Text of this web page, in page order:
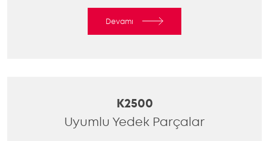
Devamı
K2500
Uyumlu Yedek Parçalar